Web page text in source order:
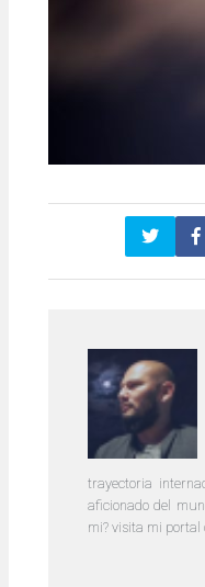
trayectoria
aficionado del
mi? visita mi